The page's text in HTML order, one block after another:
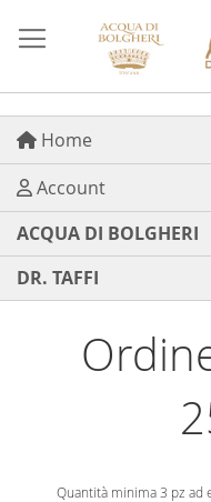
al
contenuto
Home
Account
ACQUA DI BOLGHERI
DR. TAFFI
Quantità minima 3 pz ad